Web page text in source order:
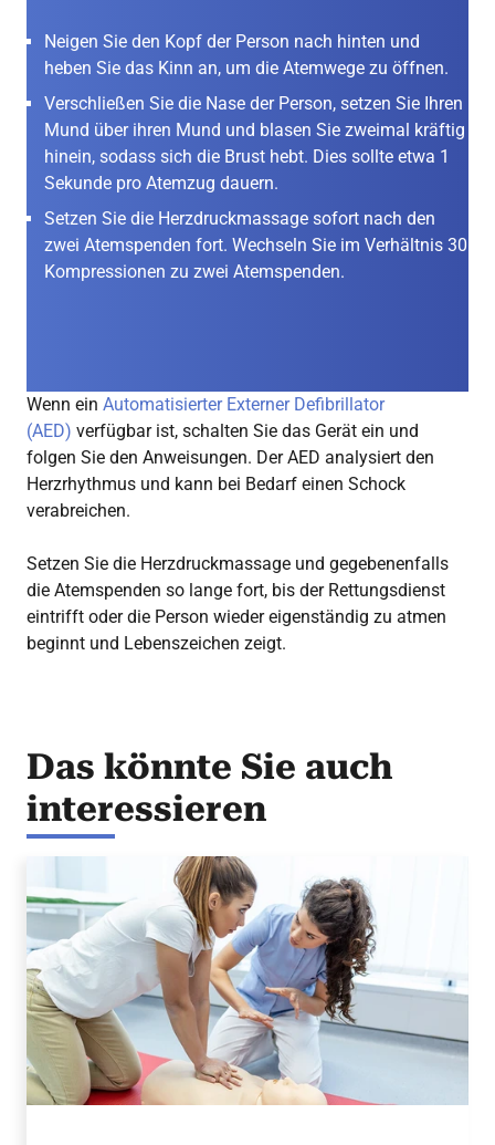
Neigen Sie den Kopf der Person nach hinten und
heben Sie das Kinn an, um die Atemwege zu öffnen.
Verschließen Sie die Nase der Person, setzen Sie Ihren
Mund über ihren Mund und blasen Sie zweimal kräftig
hinein, sodass sich die Brust hebt. Dies sollte etwa 1
Sekunde pro Atemzug dauern.
Setzen Sie die Herzdruckmassage sofort nach den
zwei Atemspenden fort. Wechseln Sie im Verhältnis 30
Kompressionen zu zwei Atemspenden.
Wenn ein Automatisierter Externer Defibrillator
(AED) verfügbar ist, schalten Sie das Gerät ein und
folgen Sie den Anweisungen. Der AED analysiert den
Herzrhythmus und kann bei Bedarf einen Schock
verabreichen.
Setzen Sie die Herzdruckmassage und gegebenenfalls
die Atemspenden so lange fort, bis der Rettungsdienst
eintrifft oder die Person wieder eigenständig zu atmen
beginnt und Lebenszeichen zeigt.
Das könnte Sie auch
interessieren